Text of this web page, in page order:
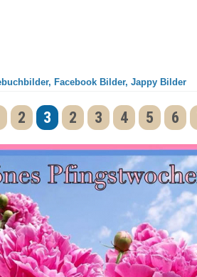
Facebook Bilder, Jappy Bilder
2 3 2 3 4 5 6